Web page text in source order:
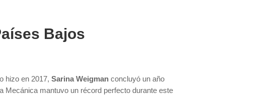
Bajos
hizo en 2017,Sarina Weigman concluyó un año
Mecánica mantuvo un récord perfecto durante este